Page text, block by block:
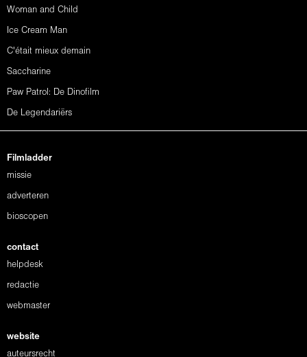
Woman and Child
Ice Cream Man
C'était mieux demain
Saccharine
Paw Patrol: De Dinofilm
De Legendariërs
Filmladder
missie
adverteren
bioscopen
contact
helpdesk
redactie
webmaster
website
auteursrecht